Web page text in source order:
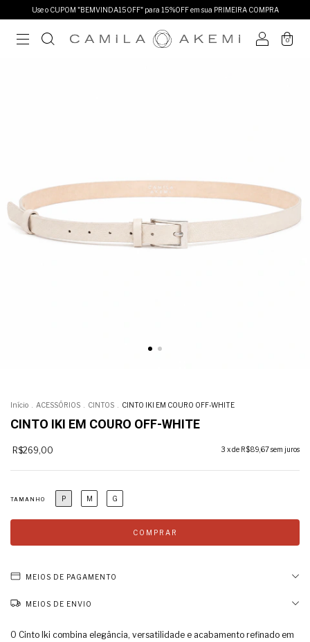
Use o CUPOM "BEMVINDA15OFF" para 15%OFF em sua PRIMEIRA COMPRA
0
Início ACESSÓRIOS CINTOS CINTO IKI EM COURO OFF-WHITE
CINTO IKI EM COURO OFF-WHITE
R$269,00 3 x de R$89,67sem juros
TAMANHO P M G
MEIOS DE PAGAMENTO
MEIOS DE ENVIO
O Cinto Iki combina elegância, versatilidade e acabamento refinado em